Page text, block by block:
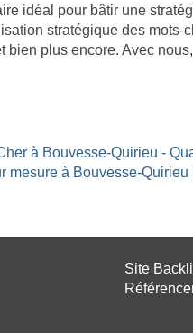
idéal pour bâtir une
stratégique des
bien plus encore. Avec
à Bouvesse-Quirieu -
mesure à Bouvesse-Quirieu
Site